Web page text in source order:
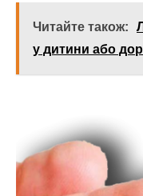
Читайте також:
у дитини або